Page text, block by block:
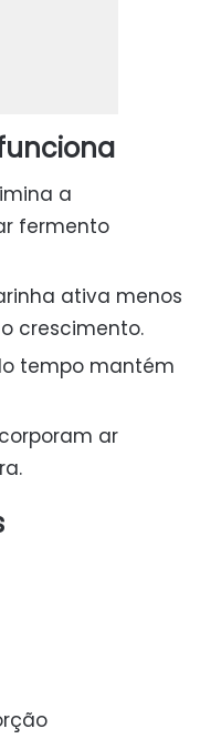
a
fermento
ativa menos
crescimento.
tempo mantém
ar